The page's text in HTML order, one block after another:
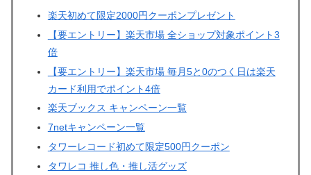
楽天初めて限定2000円クーポンプレゼント
【要エントリー】楽天市場 全ショップ対象ポイント3
倍
【要エントリー】楽天市場 毎月5と0のつく日は楽天
カード利用でポイント4倍
楽天ブックス キャンペーン一覧
7netキャンペーン一覧
タワーレコード初めて限定500円クーポン
タワレコ 推し色・推し活グッズ